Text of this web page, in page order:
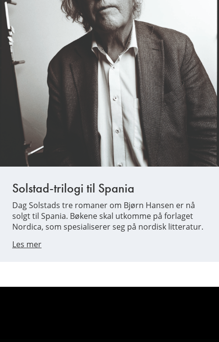
Solstad-trilogi til Spania
Dag Solstads tre romaner om Bjørn Hansen er nå
solgt til Spania. Bøkene skal utkomme på forlaget
Nordica, som spesialiserer seg på nordisk litteratur.
Les mer